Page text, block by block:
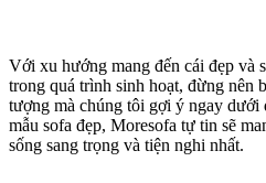
Với xu hướng mang đến cái đẹp và
trong quá trình sinh hoạt, đừng nên
tượng mà chúng tôi gợi ý ngay dưới
mẫu sofa đẹp, Moresofa tự tin sẽ
sống sang trọng và tiện nghi nhất.